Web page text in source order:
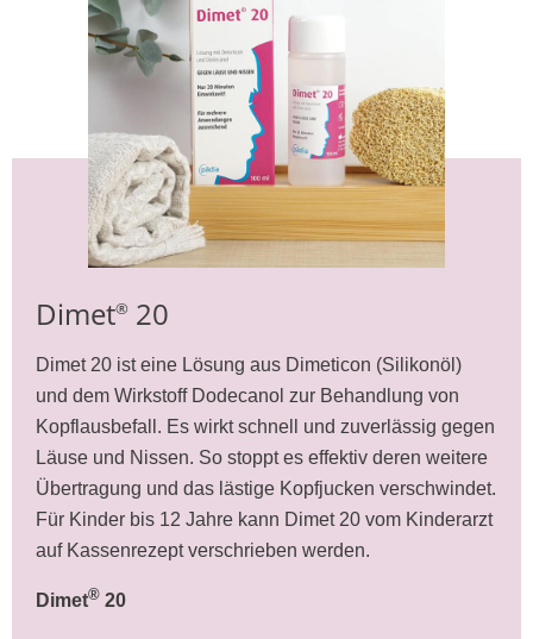
Dimet® 20
Dimet 20 ist eine Lösung aus Dimeticon (Silikonöl)
und dem Wirkstoff Dodecanol zur Behandlung von
Kopflausbefall. Es wirkt schnell und zuverlässig gegen
Läuse und Nissen. So stoppt es effektiv deren weitere
Übertragung und das lästige Kopfjucken verschwindet.
Für Kinder bis 12 Jahre kann Dimet 20 vom Kinderarzt
auf Kassenrezept verschrieben werden.
Dimet® 20